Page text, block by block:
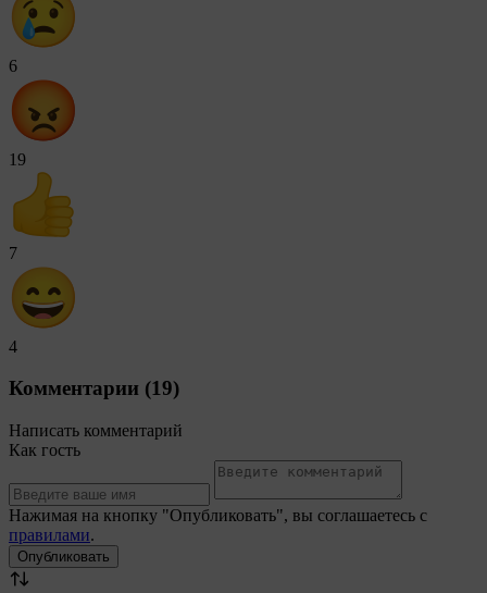
6
19
7
4
Комментарии (19)
Написать комментарий
Как гость
Нажимая на кнопку "Опубликовать", вы соглашаетесь с
правилами.